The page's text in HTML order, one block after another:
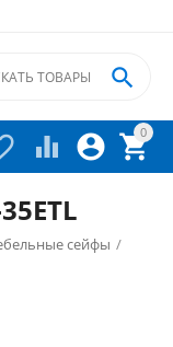
0




сейфы /